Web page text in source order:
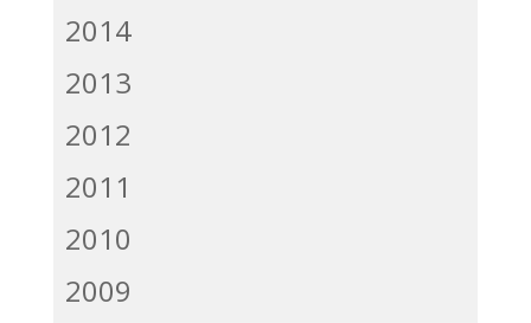
2014
2013
2012
2011
2010
2009